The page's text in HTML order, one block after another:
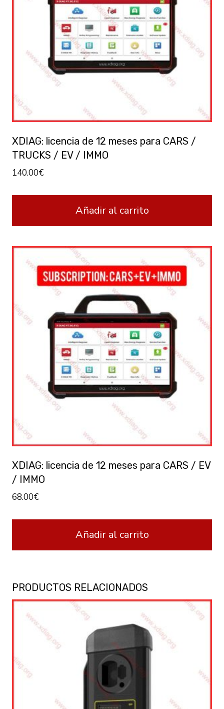
XDIAG: licencia de 12 meses para CARS /
TRUCKS / EV / IMMO
140.00€
Añadir al carrito
XDIAG: licencia de 12 meses para CARS / EV
/ IMMO
68.00€
Añadir al carrito
PRODUCTOS RELACIONADOS